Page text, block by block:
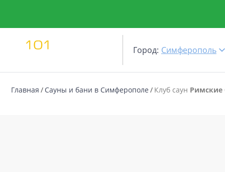
Город: Симферополь
Главная Сауны и бани в Симферополе Клуб саун Римские